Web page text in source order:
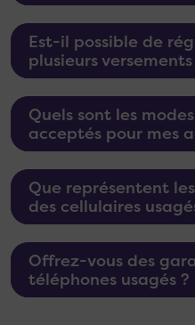
Est-il possible de
plusieurs versements
Quels sont les
acceptés pour mes
Que représentent
des cellulaires
Offrez-vous des
téléphones usagés ?